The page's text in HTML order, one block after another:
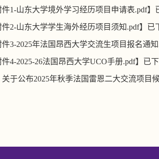
件1-山东大学境外学习经历项目申请表.pdf】
件2-山东大学学生海外经历项目须知.pdf】已
件3-2025年法国昂西大学交流生项目报名通知
件4-2025-26法国昂西大学UCO手册.pdf】已
关于公布2025年秋季法国雷恩二大交流项目